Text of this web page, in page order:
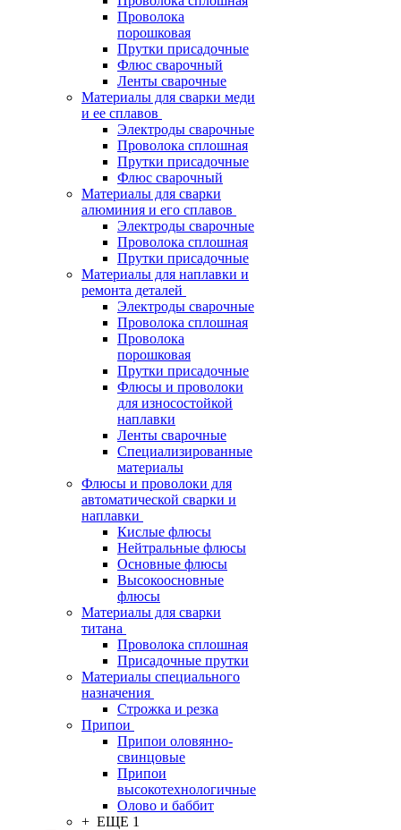
Проволока
порошковая
Прутки присадочные
Флюс сварочный
Ленты сварочные
Материалы для сварки меди
и ее сплавов
Электроды сварочные
Проволока сплошная
Прутки присадочные
Флюс сварочный
Материалы для сварки
алюминия и его сплавов
Электроды сварочные
Проволока сплошная
Прутки присадочные
Материалы для наплавки и
ремонта деталей
Электроды сварочные
Проволока сплошная
Проволока
порошковая
Прутки присадочные
Флюсы и проволоки
для износостойкой
наплавки
Ленты сварочные
Специализированные
материалы
Флюсы и проволоки для
автоматической сварки и
наплавки
Кислые флюсы
Нейтральные флюсы
Основные флюсы
Высокоосновные
флюсы
Материалы для сварки
титана
Проволока сплошная
Присадочные прутки
Материалы специального
назначения
Строжка и резка
Припои
Припои оловянно-
свинцовые
Припои
высокотехнологичные
Олово и баббит
+ ЕЩЕ 1